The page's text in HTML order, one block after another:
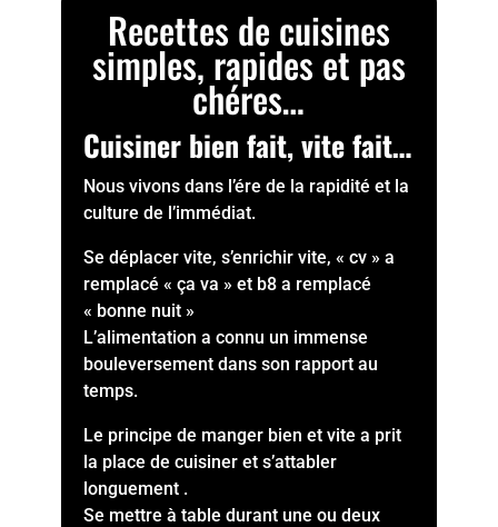
Recettes de cuisines
simples, rapides et pas
chéres…
Cuisiner bien fait, vite fait…
Nous vivons dans l’ére de la rapidité et la
culture de l’immédiat.
Se déplacer vite, s’enrichir vite, « cv » a
remplacé « ça va » et b8 a remplacé
« bonne nuit »
L’alimentation a connu un immense
bouleversement dans son rapport au
temps.
Le principe de manger bien et vite a prit
la place de cuisiner et s’attabler
longuement .
Se mettre à table durant une ou deux